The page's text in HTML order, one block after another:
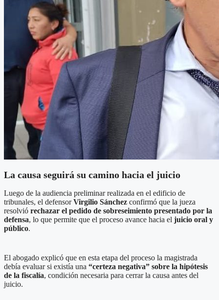
La causa seguirá su camino hacia el juicio
Luego de la audiencia preliminar realizada en el edificio de
tribunales, el defensorVirgilio Sánchez confirmó que la jueza
resolvió rechazar el pedido de sobreseimiento presentado por la
defensa, lo que permite que el proceso avance hacia el juicio oral y
público.
El abogado explicó que en esta etapa del proceso la magistrada
debía evaluar si existía una “certeza negativa” sobre la hipótesis
de la fiscalía, condición necesaria para cerrar la causa antes del
juicio.